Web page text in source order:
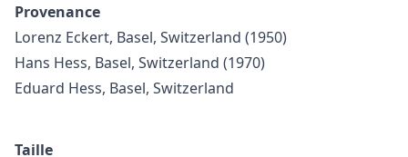
Provenance
Lorenz Eckert, Basel, Switzerland (1950)
Hans Hess, Basel, Switzerland (1970)
Eduard Hess, Basel, Switzerland
Taille